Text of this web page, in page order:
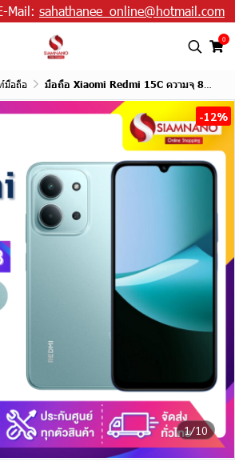
Mail: sahathanee_online@hotmail.com
0
มือถือ มือถือ Xiaomi Redmi 15C ความจุ 8+256GB
1/10
-12%